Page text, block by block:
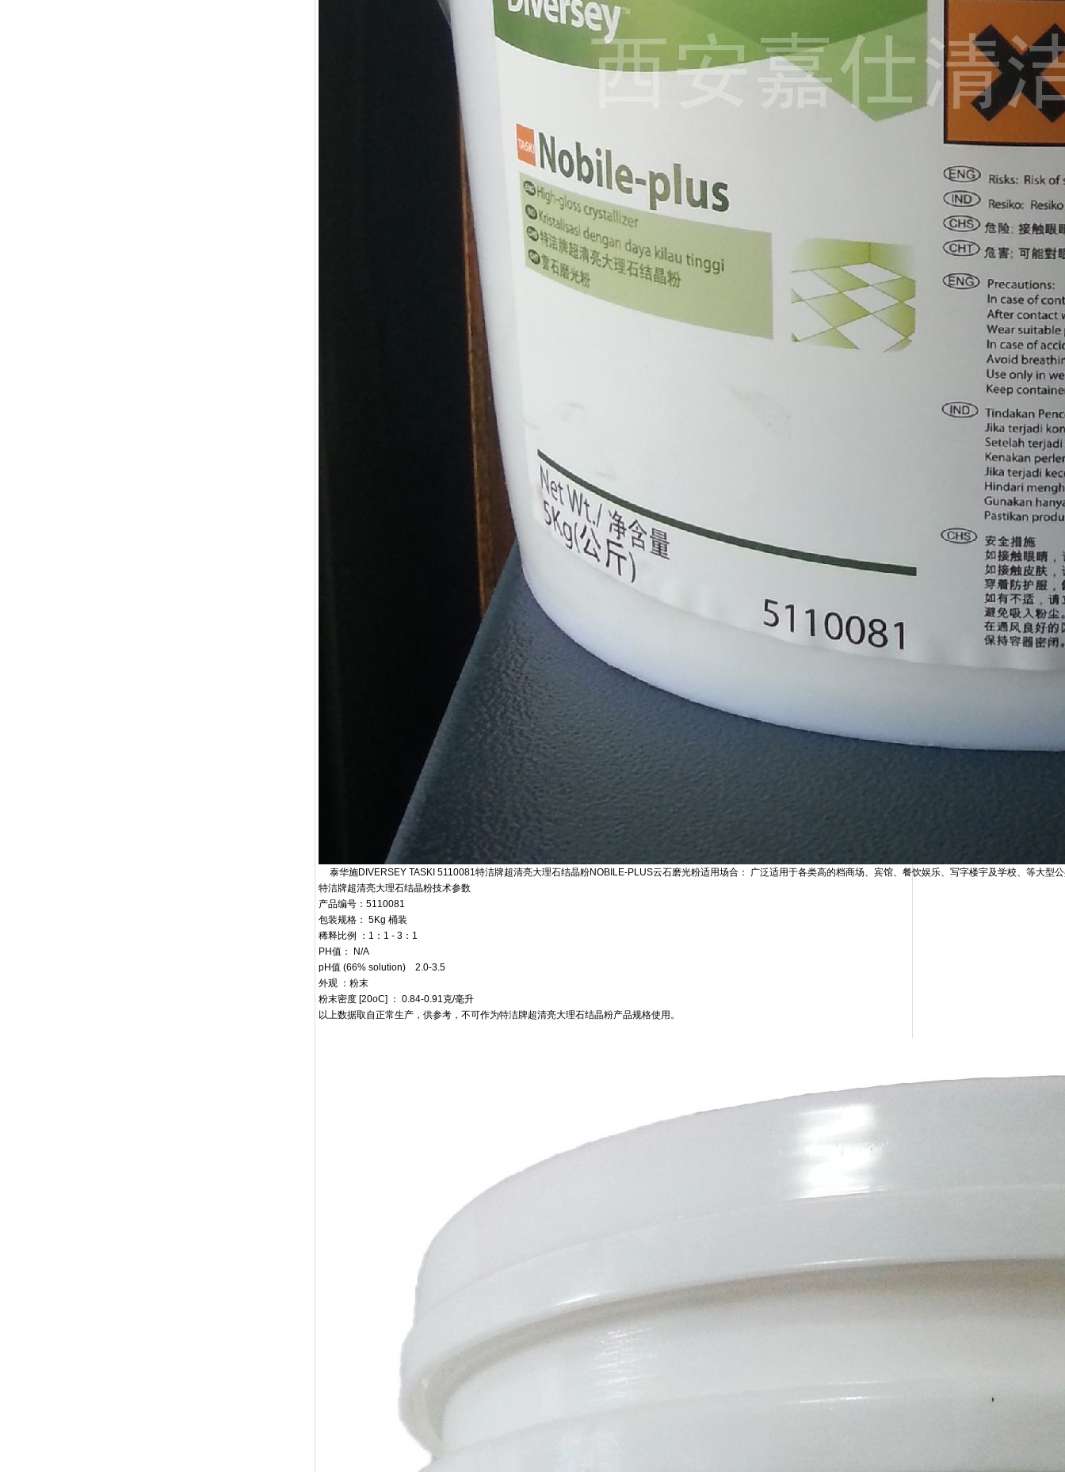
泰华施DIVERSEY TASKI 5110081特洁牌超清亮大理石结晶粉NOBILE-PLUS云石磨光粉适用场合：
广泛适用于各类高的档商场、宾馆、餐饮娱乐、写字楼宇及学校、等大型
特洁牌超清亮大理石结晶粉技术参数
产品编号： 5110081
包装规格： 5Kg 桶装
稀释比例
： 1 ： 1 - 3 ： 1
PH值：
N/A
pH值 (66% solution) 2.0-3.5
外观 ：粉末
粉末密度 [20oC] ： 0.84-0.91克/毫升
以上数据取自正常生产，供参考，不可作为特洁牌超清亮大理石结晶粉产品规格使用。